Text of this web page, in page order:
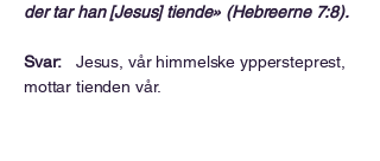
der tar han [Jesus] tiende» (Hebreerne 7:8).
Svar: Jesus, vår himmelske yppersteprest,
mottar tienden vår.